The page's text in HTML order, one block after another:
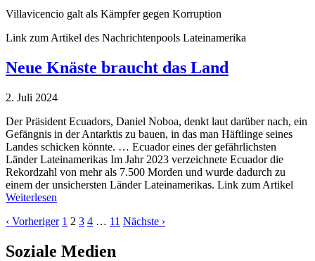
Villavicencio galt als Kämpfer gegen Korruption
Link zum Artikel des Nachrichtenpools Lateinamerika
Neue Knäste braucht das Land
2. Juli 2024
Der Präsident Ecuadors, Daniel Noboa, denkt laut darüber nach, ein
Gefängnis in der Antarktis zu bauen, in das man Häftlinge seines
Landes schicken könnte. … Ecuador eines der gefährlichsten
Länder Lateinamerikas Im Jahr 2023 verzeichnete Ecuador die
Rekordzahl von mehr als 7.500 Morden und wurde dadurch zu
einem der unsichersten Länder Lateinamerikas. Link zum Artikel
Weiterlesen
‹ Vorheriger 1 2 3 4 … 11 Nächste ›
Soziale Medien